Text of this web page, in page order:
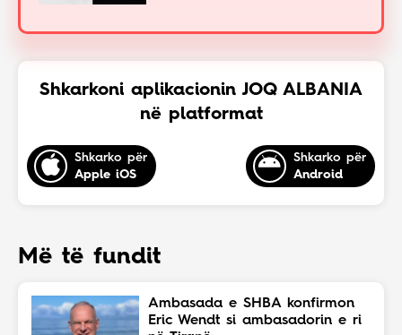
Shkarkoni aplikacionin JOQ ALBANIA
në platformat
Shkarko për
Apple iOS
Shkarko për
Android
Më të fundit
Ambasada e SHBA konfirmon
Eric Wendt si ambasadorin e ri